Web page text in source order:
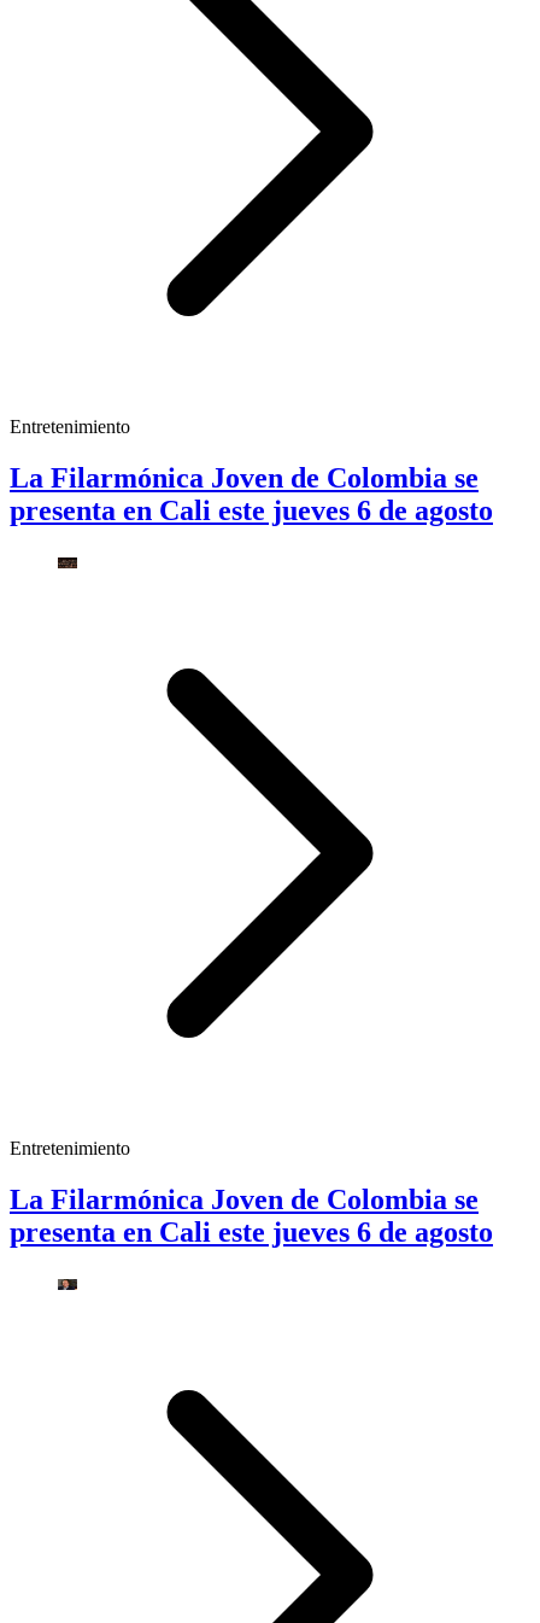
Entretenimiento
La Filarmónica Joven de Colombia se
presenta en Cali este jueves 6 de agosto
Entretenimiento
La Filarmónica Joven de Colombia se
presenta en Cali este jueves 6 de agosto